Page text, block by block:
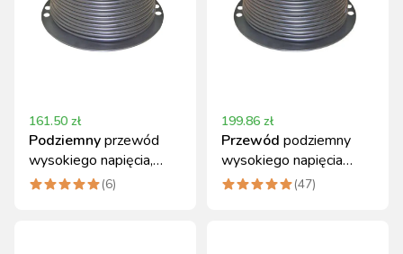
161.50 zł
Podziemnyprzewód
wysokiego napięcia,
50m x 2,5 mm, Kerbl
(6)
199.86 zł
Przewód podziemny
wysokiego napięcia
Kerbl 100m x 1,6mm
(47)